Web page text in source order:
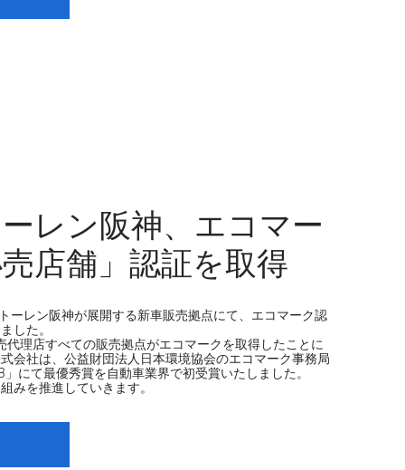
レン阪神、エコマー
店舗」認証を取得
ーレン阪神が展開する新車販売拠点にて、エコマーク認
した。
理店すべての販売拠点がエコマークを取得したことに
会社は、公益財団法人日本環境協会のエコマーク事務局
にて最優秀賞を自動車業界で初受賞いたしました。
みを推進していきます。